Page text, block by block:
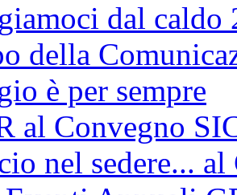
dal caldo
della
è per sempre
al Convegno
nel sedere...